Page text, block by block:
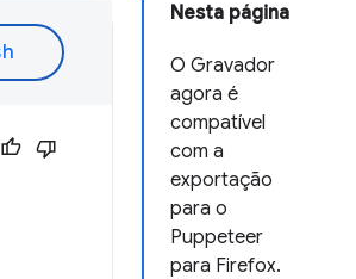
Nesta página
O Gravador
agora é
compatível
com a
exportação
para o
Puppeteer
para Firefox.